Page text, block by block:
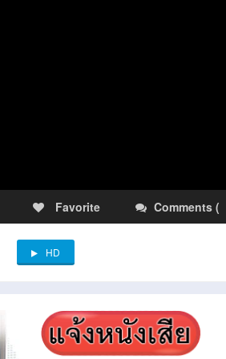
Favorite Comments (
HD